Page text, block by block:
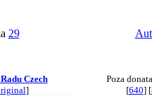
29
Czech
]
Poza
[640] [